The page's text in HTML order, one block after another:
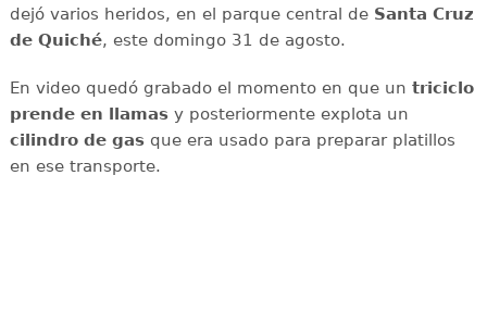
dejó varios heridos, en el parque central de Santa Cruz
de Quiché, este domingo 31 de agosto.
En video quedó grabado el momento en que un triciclo
prende en llamasy posteriormente explota un
cilindro de gasque era usado para preparar platillos
en ese transporte.